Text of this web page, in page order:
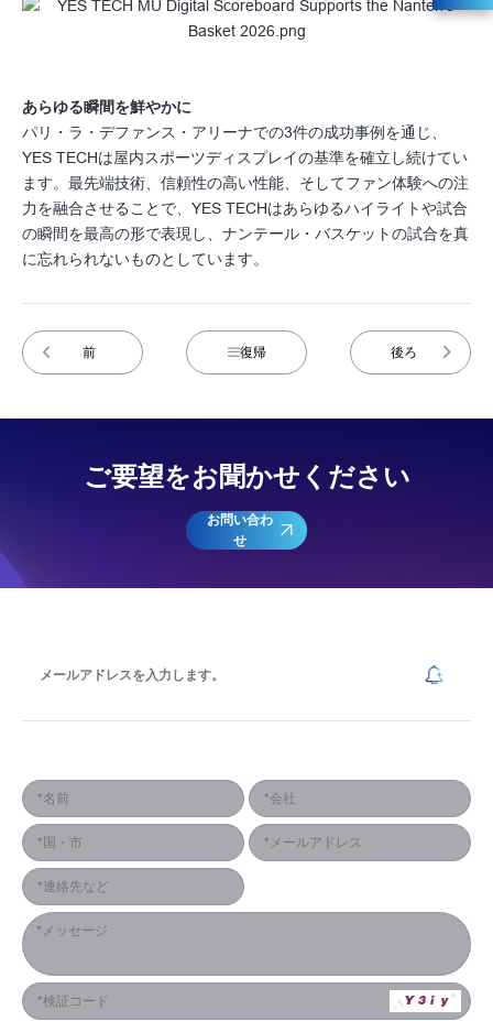
あらゆる瞬間を鮮やかに
パリ・ラ・デファンス・アリーナでの3件の成功事例を通じ、
YES TECHは屋内スポーツディスプレイの基準を確立し続けてい
ます。最先端技術、信頼性の高い性能、そしてファン体験への注
力を融合させることで、YES TECHはあらゆるハイライトや試合
の瞬間を最高の形で表現し、ナンテール・バスケットの試合を真
に忘れられないものとしています。
前 復帰 後ろ
ご要望をお聞かせください
お問い合わ
せ